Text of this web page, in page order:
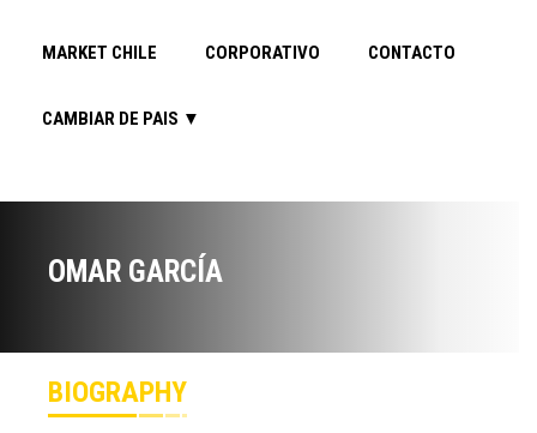
MARKET CHILE CORPORATIVO CONTACTO
CAMBIAR DE PAIS ▼
OMAR GARCÍA
BIOGRAPHY